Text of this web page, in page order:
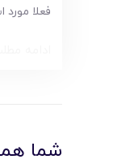
فعلا
شما